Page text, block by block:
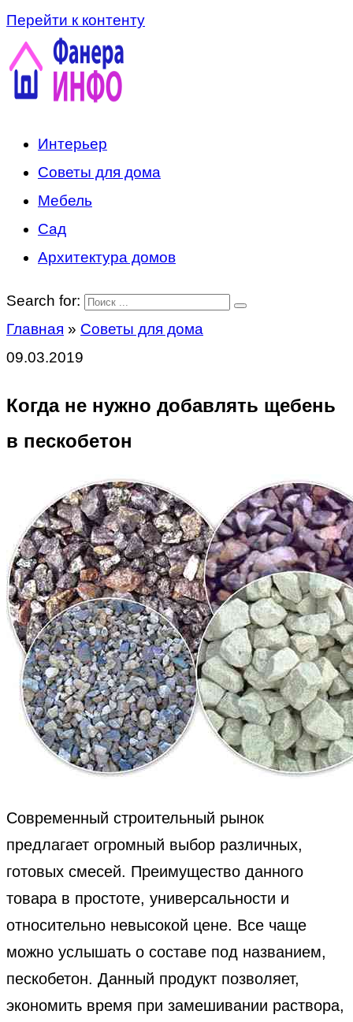
Перейти к контенту
Интерьер
Советы для дома
Мебель
Сад
Архитектура домов
Search for:
Главная » Советы для дома
09.03.2019
Когда не нужно добавлять щебень
в пескобетон
Современный строительный рынок
предлагает огромный выбор различных,
готовых смесей. Преимущество данного
товара в простоте, универсальности и
относительно невысокой цене. Все чаще
можно услышать о составе под названием,
пескобетон. Данный продукт позволяет,
экономить время при замешивании раствора,